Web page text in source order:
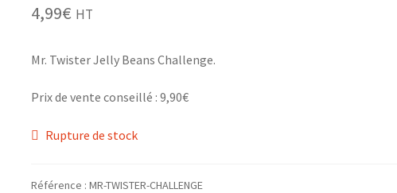
4,99€ HT
Mr. Twister Jelly Beans Challenge.
Prix de vente conseillé : 9,90€
Rupture de stock
Référence : MR-TWISTER-CHALLENGE